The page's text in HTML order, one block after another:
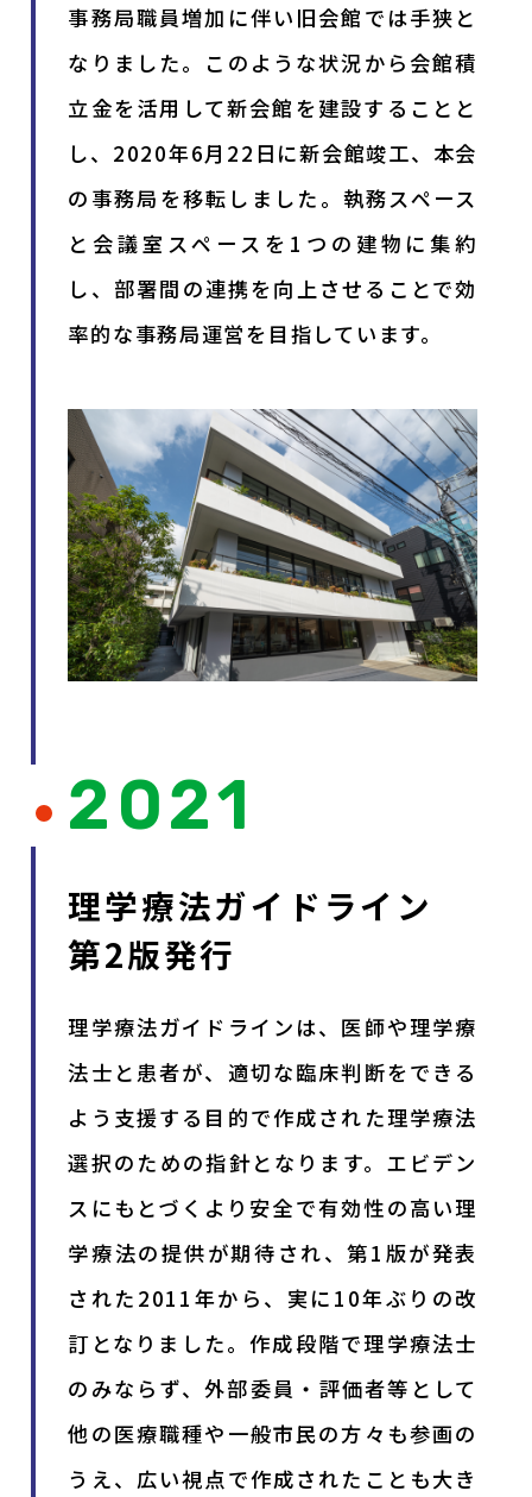
事務局職員増加に伴い旧会館では手狭と
なりました。このような状況から会館積
立金を活用して新会館を建設することと
し、2020年6月22日に新会館竣工、本会
の事務局を移転しました。執務スペース
と会議室スペースを1つの建物に集約
し、部署間の連携を向上させることで効
率的な事務局運営を目指しています。
2021
理学療法ガイドライン
第2版発行
理学療法ガイドラインは、医師や理学療
法士と患者が、適切な臨床判断をできる
よう支援する目的で作成された理学療法
選択のための指針となります。エビデン
スにもとづくより安全で有効性の高い理
学療法の提供が期待され、第1版が発表
された2011年から、実に10年ぶりの改
訂となりました。作成段階で理学療法士
のみならず、外部委員・評価者等として
他の医療職種や一般市民の方々も参画の
うえ、広い視点で作成されたことも大き